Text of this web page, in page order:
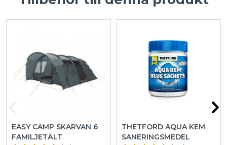
EASY CAMP SKARVAN 6
FAMILJETÄLT
THETFORD AQUA KEM
SANERINGSMEDEL